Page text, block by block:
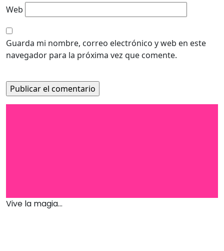
Web
Guarda mi nombre, correo electrónico y web en este
navegador para la próxima vez que comente.
Vive la magia...